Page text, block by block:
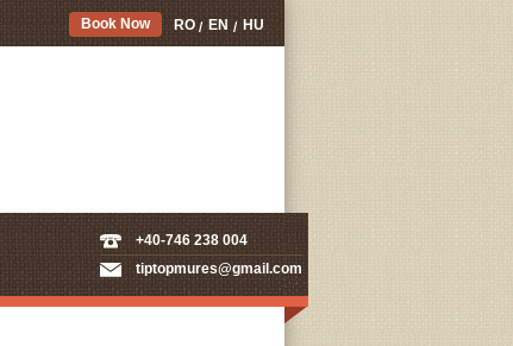
RO EN HU
Book Now
+40-746 238 004
tiptopmures@gmail.com